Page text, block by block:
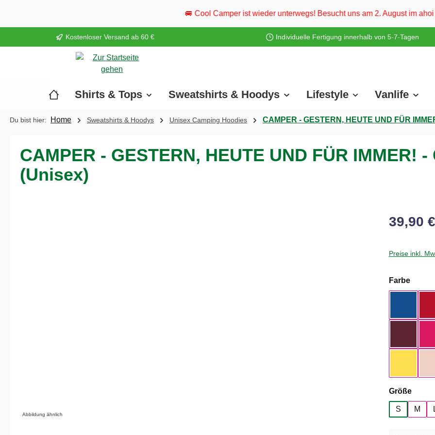
🚐 Cool Camper ist wieder unterwegs! Besucht uns am 2. August im ahoi Camp Darß und
Kostenloser Versand ab 60 € Individuelle Fertigung innerhalb von 5-7-Tagen
Shirts & Tops Sweatshirts & Hoodys Lifestyle Vanlife
Du bist hier: Home Sweatshirts & Hoodys Unisex Camping Hoodies CAMPER - GESTERN, HEUTE UND FÜR
CAMPER - GESTERN, HEUTE UND FÜR IMMER!
(Unisex)
Abbildung ähnlich
39,90 €
Preise inkl.
Farbe
Größe
S M